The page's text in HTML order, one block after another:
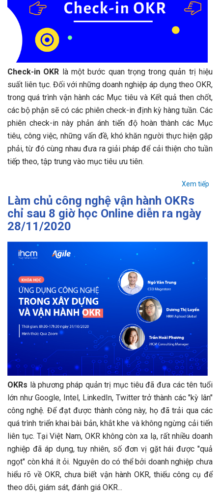
Check-in OKR là một bước quan trọng trong quản trị hiệu
suất liên tục. Đối với những doanh nghiệp áp dụng theo OKR,
trong quá trình vận hành các Mục tiêu và Kết quả then chốt,
các bộ phận sẽ có các phiên check-in định kỳ hàng tuần. Các
phiên check-in này phản ánh tiến độ hoàn thành các Mục
tiêu, công việc, những vấn đề, khó khăn người thực hiện gặp
phải, từ đó cùng nhau đưa ra giải pháp để cải thiện cho tuần
tiếp theo, tập trung vào mục tiêu ưu tiên.
Xem tiếp
Làm chủ công nghệ vận hành OKRs
chỉ sau 8 giờ học Online diễn ra ngày
28/11/2020
OKRs là phương pháp quản trị mục tiêu đã đưa các tên tuổi
lớn như Google, Intel, LinkedIn, Twitter trở thành các "kỳ lân"
công nghệ. Để đạt được thành công này, họ đã trải qua các
quá trình triển khai bài bản, khắt khe và không ngừng cải tiến
liên tục. Tại Việt Nam, OKR không còn xa lạ, rất nhiều doanh
nghiệp đã áp dụng, tuy nhiên, số đơn vị gặt hái được "quả
ngọt" còn khá ít ỏi. Nguyên do có thể bởi doanh nghiệp chưa
hiểu rõ về OKR, chưa biết vận hành OKR, thiếu công cụ để
theo dõi, giám sát, đánh giá OKR...